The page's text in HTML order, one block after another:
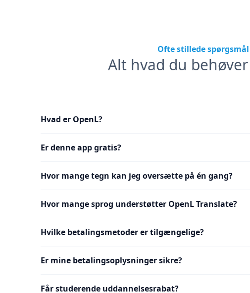
Ofte stillede spørgsmål
Alt hvad du
Hvad er OpenL?
Er denne app gratis?
Hvor mange tegn kan jeg oversætte på én gang?
Hvor mange sprog understøtter OpenL Translate?
Hvilke betalingsmetoder er tilgængelige?
Er mine betalingsoplysninger sikre?
Får studerende uddannelsesrabat?